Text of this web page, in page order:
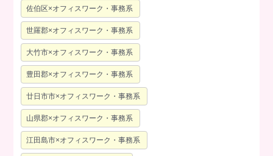
佐伯区×オフィスワーク・事務系
世羅郡×オフィスワーク・事務系
大竹市×オフィスワーク・事務系
豊田郡×オフィスワーク・事務系
廿日市市×オフィスワーク・事務系
山県郡×オフィスワーク・事務系
江田島市×オフィスワーク・事務系